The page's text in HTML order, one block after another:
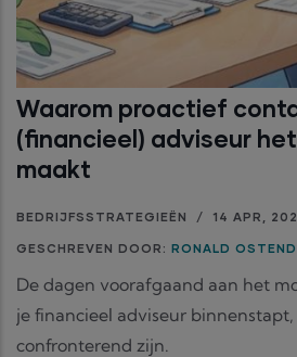
Waarom proactief
(financieel) adviseur
maakt
BEDRIJFSSTRATEGIEËN / 14 APR,
GESCHREVEN DOOR: RONALD
De dagen voorafgaand aan het
je financieel adviseur
confronterend zijn.